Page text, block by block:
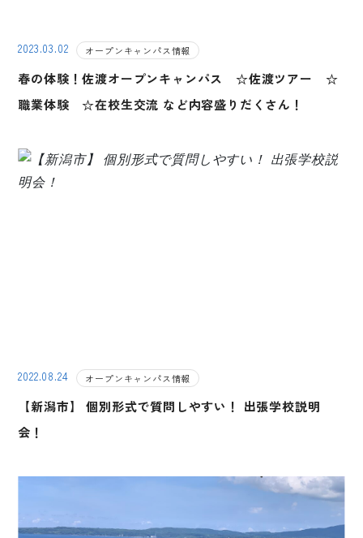
2023.03.02 オープンキャンパス情報
春の体験！佐渡オープンキャンパス ☆佐渡ツアー ☆
職業体験 ☆在校生交流 など内容盛りだくさん！
2022.08.24 オープンキャンパス情報
【新潟市】 個別形式で質問しやすい！ 出張学校説明
会！